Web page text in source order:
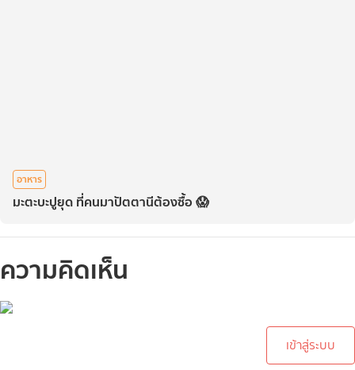
อาหาร
มะตะบะปูยุด ที่คนมาปัตตานีต้องซื้อ 😱
ความคิดเห็น
เข้าสู่ระบบ